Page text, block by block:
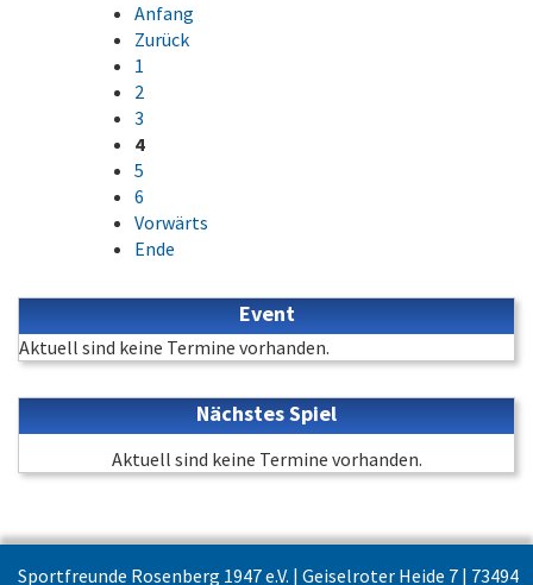
Anfang
Zurück
1
2
3
4
5
6
Vorwärts
Ende
Event
Aktuell sind keine Termine vorhanden.
Nächstes Spiel
Aktuell sind keine Termine vorhanden.
Sportfreunde Rosenberg 1947 e.V. | Geiselroter Heide 7 | 73494